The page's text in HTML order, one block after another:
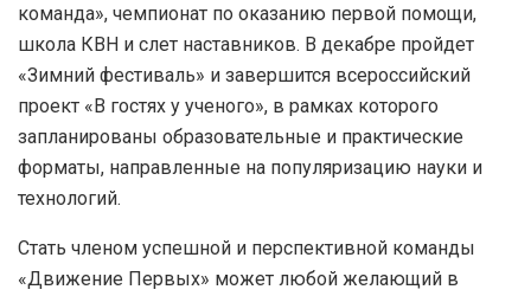
команда», чемпионат по оказанию первой помощи,
школа КВН и слет наставников. В декабре пройдет
«Зимний фестиваль» и завершится всероссийский
проект «В гостях у ученого», в рамках которого
запланированы образовательные и практические
форматы, направленные на популяризацию науки и
технологий.
Стать членом успешной и перспективной команды
«Движение Первых» может любой желающий в